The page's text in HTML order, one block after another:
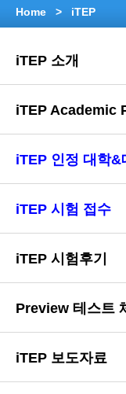
Home > iTEP
iTEP 소개
iTEP Academic
iTEP 인정 대학&
iTEP 시험 접수
iTEP 시험후기
Preview 테스트
iTEP 보도자료